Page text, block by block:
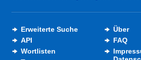
Erweiterte Suche
API
Wortlisten
Über
FAQ